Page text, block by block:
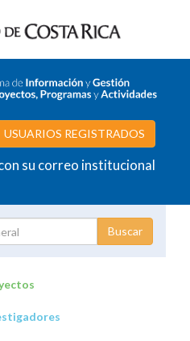
USUARIOS REGISTRADOS
su correo institucional